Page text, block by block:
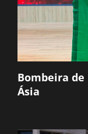
Bombeira de
Ásia